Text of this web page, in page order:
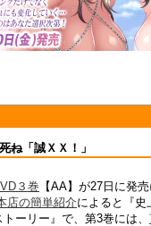
ね「誠ＸＸ！」
３巻 【AA】が27日に発
店の簡単紹介によると『史
ーリー』で、第3巻には、